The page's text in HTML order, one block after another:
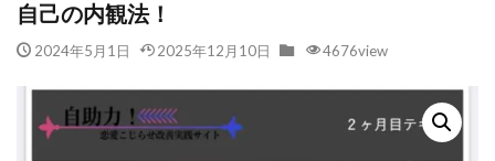
自己の内観法！
2024年5月1日 2025年12月10日 4676view